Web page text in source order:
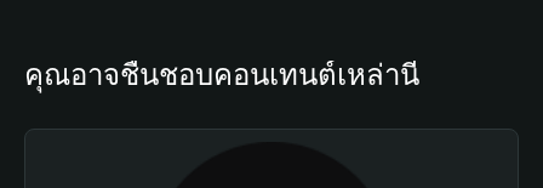
คุณอาจชื่นชอบคอนเทนต์เหล่านี้